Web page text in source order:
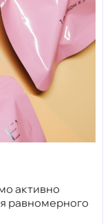
активно
равномерного